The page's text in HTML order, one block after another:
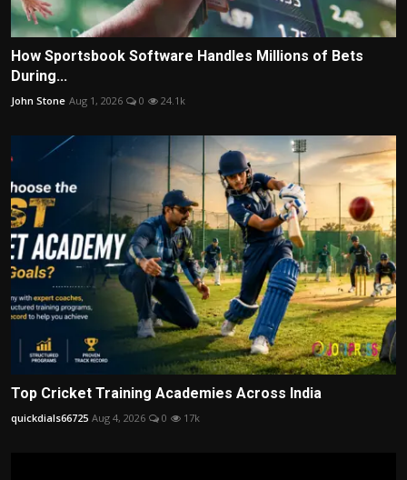
How Sportsbook Software Handles Millions of Bets
During...
John Stone Aug 1, 2026 0 24.1k
Top Cricket Training Academies Across India
quickdials66725 Aug 4, 2026 0 17k